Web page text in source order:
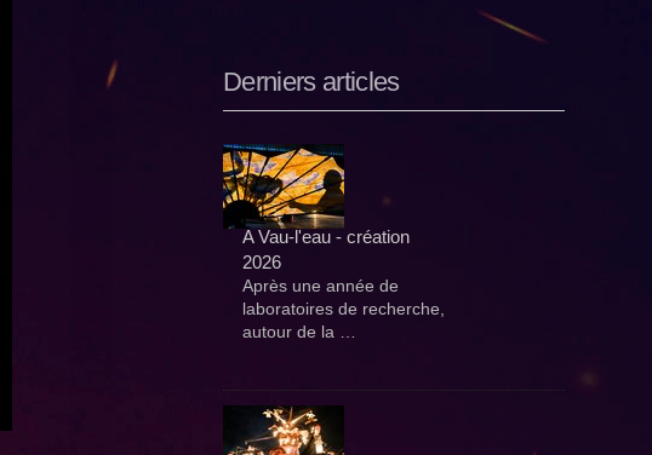
Derniers articles
A Vau-l'eau - création
2026
Après une année de
laboratoires de recherche,
autour de la …